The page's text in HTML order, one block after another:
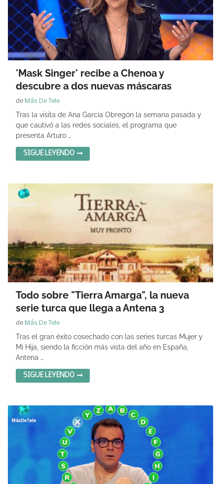
'Mask Singer' recibe a Chenoa y
descubre a dos nuevas máscaras
de Más De Tele
Tras la visita de Ana García Obregón la semana pasada y
que cautivó a las redes sociales, el programa que
presenta Arturo …
SIGUE LEYENDO
Todo sobre "Tierra Amarga", la nueva
serie turca que llega a Antena 3
de Más De Tele
Tras el gran éxito cosechado con las series turcas Mujer y
Mi Hija, siendo la ficción más vista del año en España,
Antena …
SIGUE LEYENDO